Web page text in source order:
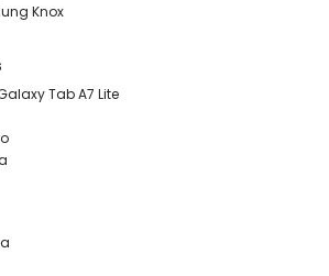
Knox
Tab A7 Lite